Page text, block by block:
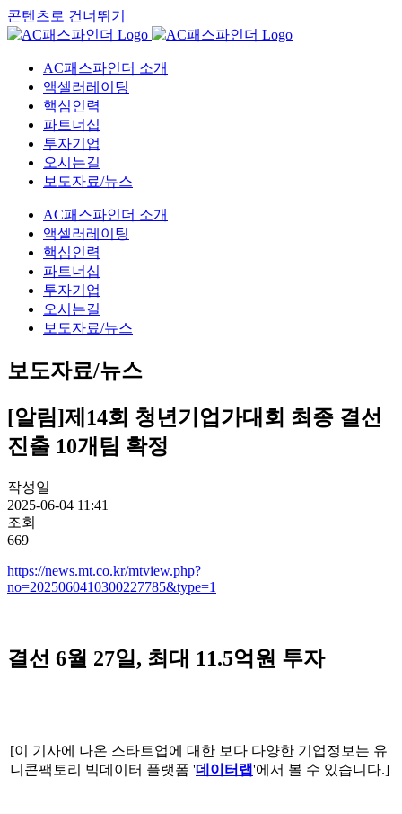
콘텐츠로 건너뛰기
AC패스파인더 소개
액셀러레이팅
핵심인력
파트너십
투자기업
오시는길
보도자료/뉴스
AC패스파인더 소개
액셀러레이팅
핵심인력
파트너십
투자기업
오시는길
보도자료/뉴스
보도자료/뉴스
[알림]제14회 청년기업가대회 최종 결선
진출 10개팀 확정
작성일
2025-06-04 11:41
조회
669
https://news.mt.co.kr/mtview.php?
no=2025060410300227785&type=1
결선 6월 27일, 최대 11.5억원 투자
[이 기사에 나온 스타트업에 대한 보다 다양한 기업정보는 유
니콘팩토리 빅데이터 플랫폼 '데이터랩'에서 볼 수 있습니다.]